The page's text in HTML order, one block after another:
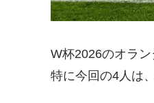
W杯2026のオラ
特に今回の4人は